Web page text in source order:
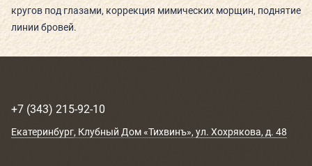
КАК ПРОЙТИ
НОВОСТИ
ВЕЛНЕС-ПОДАРКИ
кругов под глазами, коррекция мимических морщин, поднятие
линии бровей.
+7 (343) 215-92-10
Екатеринбург, Клубный Дом «Тихвинъ», ул. Хохрякова, д. 48